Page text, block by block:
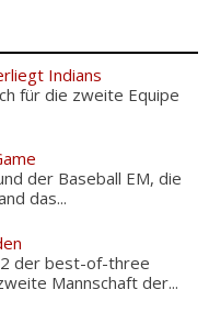
Indians
für die zweite Equipe
der Baseball EM, die
das...
2 der best-of-three
Mannschaft der...